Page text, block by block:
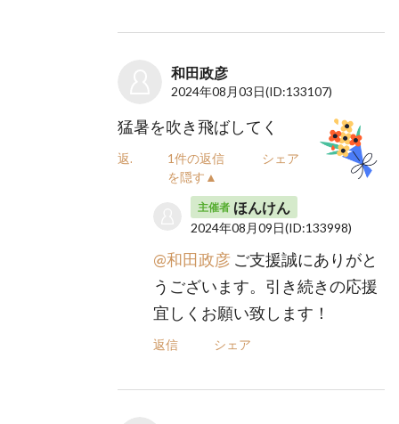
和田政彦
2024年08月03日(ID:133107)
猛暑を吹き飛ばしてく
返信
1件の返信
を隠す▲
シェア
主催者 ほんけん
2024年08月09日(ID:133998)
@和田政彦 ご支援誠にありがと
うございます。引き続きの応援
宜しくお願い致します！
返信 シェア